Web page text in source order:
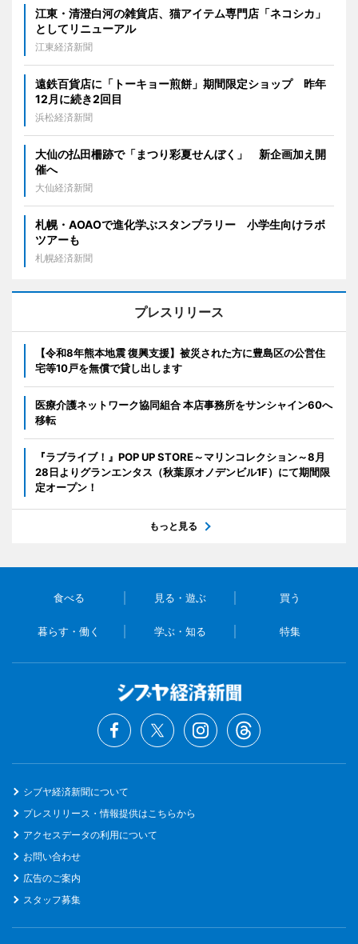
江東・清澄白河の雑貨店、猫アイテム専門店「ネコシカ」
としてリニューアル
江東経済新聞
遠鉄百貨店に「トーキョー煎餅」期間限定ショップ 昨年
12月に続き2回目
浜松経済新聞
大仙の払田柵跡で「まつり彩夏せんぼく」 新企画加え開
催へ
大仙経済新聞
札幌・AOAOで進化学ぶスタンプラリー 小学生向けラボ
ツアーも
札幌経済新聞
プレスリリース
【令和8年熊本地震 復興支援】被災された方に豊島区の公営住
宅等10戸を無償で貸し出します
医療介護ネットワーク協同組合 本店事務所をサンシャイン60へ
移転
『ラブライブ！』POP UP STORE～マリンコレクション～8月
28日よりグランエンタス（秋葉原オノデンビル1F）にて期間限
定オープン！
もっと見る
食べる 見る・遊ぶ 買う
暮らす・働く 学ぶ・知る 特集
シブヤ経済新聞について
プレスリリース・情報提供はこちらから
アクセスデータの利用について
お問い合わせ
広告のご案内
スタッフ募集